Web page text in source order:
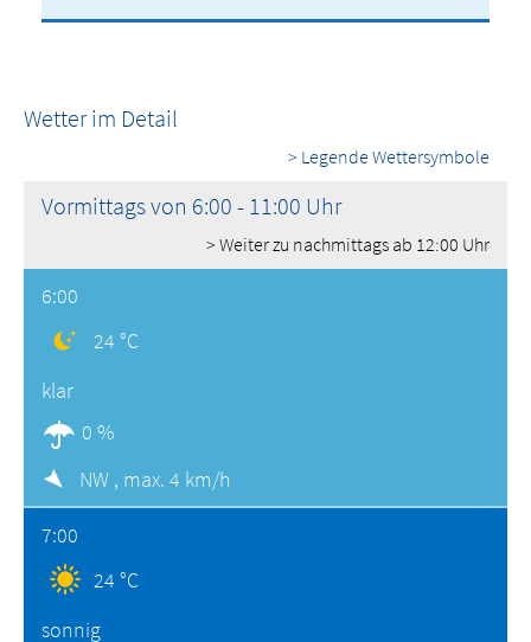
Wetter im Detail
> Legende Wettersymbole
Vormittags von 6:00 - 11:00 Uhr
> Weiter zu nachmittags ab 12:00 Uhr
6:00
24 °C
klar
0 %
NW , max. 4 km/h
7:00
24 °C
sonnig